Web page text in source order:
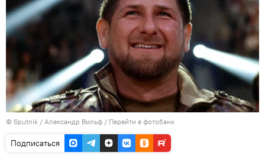
© Sputnik / Александр Вильф / Перейти в фотобанк
Подписаться